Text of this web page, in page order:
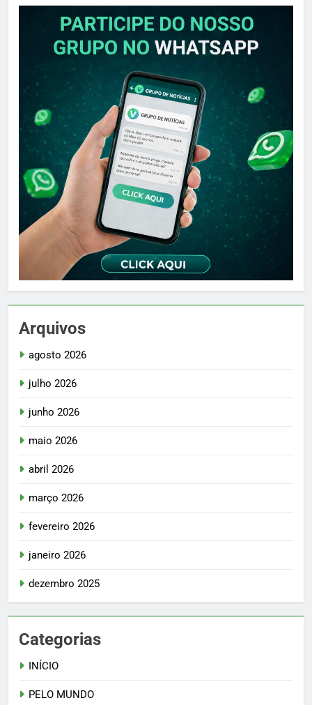
Arquivos
agosto 2026
julho 2026
junho 2026
maio 2026
abril 2026
março 2026
fevereiro 2026
janeiro 2026
dezembro 2025
Categorias
INÍCIO
PELO MUNDO